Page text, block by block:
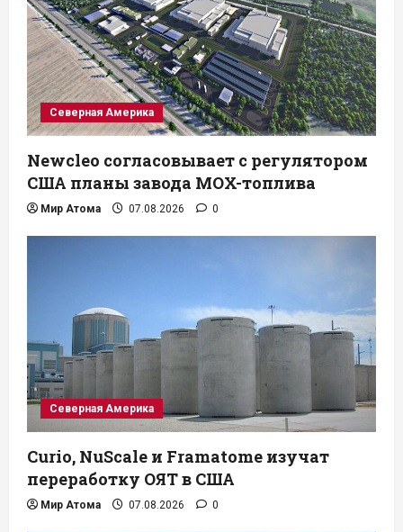
Северная Америка
Newcleo согласовывает с регулятором
США планы завода MOX-топлива
Мир Атома 07.08.2026 0
Северная Америка
Curio, NuScale и Framatome изучат
переработку ОЯТ в США
Мир Атома 07.08.2026 0